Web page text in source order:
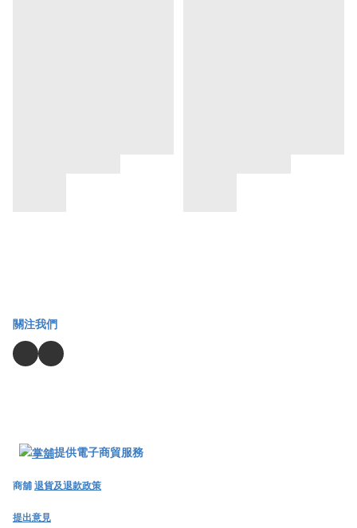
關注我們
提供電子商貿服務
商舖退貨及退款政策
提出意見